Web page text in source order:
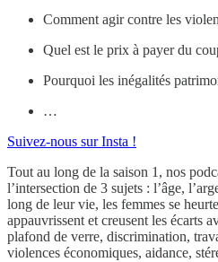
Comment agir contre les
Quel est le prix à payer du
Pourquoi les inégalités
…
Suivez-nous sur Insta !
Tout au long de la saison 1, nos
l’intersection de 3 sujets : l’âge,
long de leur vie, les femmes se
appauvrissent et creusent les écarts
plafond de verre, discrimination,
violences économiques, aidance,